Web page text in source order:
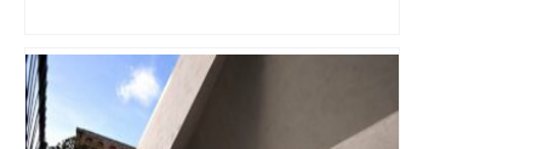
[Direct] Le premier tour des élections
municipales à Toulouse et en Haute‐
Garonne – Mediacités